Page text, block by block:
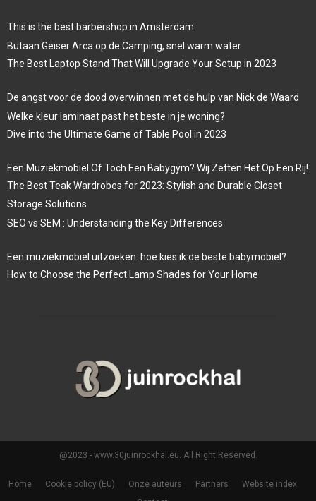
This is the best barbershop in Amsterdam
Butaan Geiser Arca op de Camping, snel warm water
The Best Laptop Stand That Will Upgrade Your Setup in 2023
De angst voor de dood overwinnen met de hulp van Nick de Waard
Welke kleur laminaat past het beste in je woning?
Dive into the Ultimate Game of Table Pool in 2023
Een Muziekmobiel Of Toch Een Babygym? Wij Zetten Het Op Een Rij!
The Best Teak Wardrobes for 2023: Stylish and Durable Closet
Storage Solutions
SEO vs SEM : Understanding the Key Differences
Een muziekmobiel uitzoeken: hoe kies ik de beste babymobiel?
How to Choose the Perfect Lamp Shades for Your Home
@2023 - www.30juinrockhal.eu. All Right Reserved.
Home Cookie policy (EU) Onze auteurs Partners
Website index